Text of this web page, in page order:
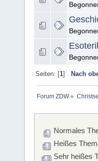
Seiten: [1] Nach
Forum ZDW»
Normales
Heißes
Sehr heißes